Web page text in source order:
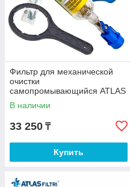
Фильтр для механической
очистки
самопромывающийся ATLAS
HYDRA RLH 90 микрон 1¼"
В наличии
33 250 ₸
Купить